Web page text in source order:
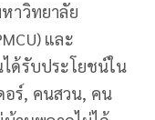
าวิทยาลัย
และ
ด้รับประโยชน์ใน
อร์, คนสวน, คน